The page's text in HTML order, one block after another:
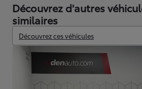
Découvrez d'autres
similaires
Découvrez ces véhicules